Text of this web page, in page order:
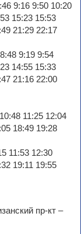
9:16 9:50 10:20
15:23 15:53
21:29 22:17
9:19 9:54
14:55 15:33
21:16 22:00
11:25 12:04
18:49 19:28
11:53 12:30
19:11 19:55
пр-кт –